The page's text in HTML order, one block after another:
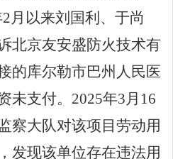
2 月以来刘国利、于尚
北京友安盛防火技术有
的库尔勒市巴州人民医
未支付。 2025年3 月 16
察大队对该项目劳动用
发现该单位存在违法用